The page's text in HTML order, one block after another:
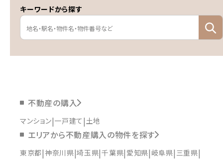
キーワードから探す
不動産の購入
マンション 一戸建て 土地
エリアから不動産購入の物件を探す
東京都 神奈川県 埼玉県 千葉県 愛知県 岐阜県 三重県